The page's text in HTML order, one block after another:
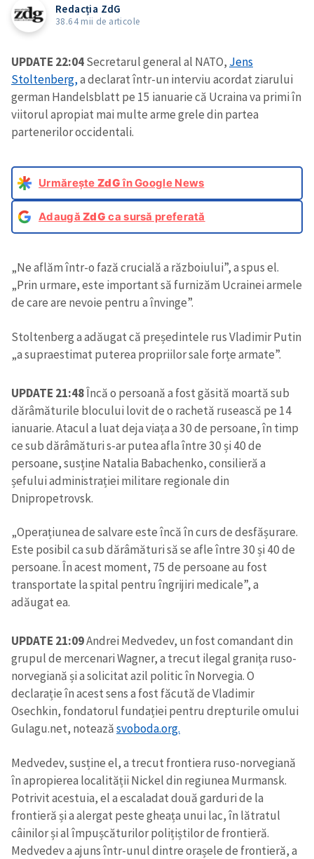
Redacția ZdG
38.64 mii de articole
UPDATE 22:04Secretarul general al NATO, Jens
Stoltenberg,a declarat într-un interviu acordat ziarului
german Handelsblatt pe 15 ianuarie că Ucraina va primi în
viitorul apropiat mai multe arme grele din partea
partenerilor occidentali.
Urmărește ZdGîn Google News
AdaugăZdG ca sursă preferată
„Ne aflăm într-o fază crucială a războiului”, a spus el.
„Prin urmare, este important să furnizăm Ucrainei armele
de care are nevoie pentru a învinge”.
Stoltenberg a adăugat că președintele rus Vladimir Putin
„a supraestimat puterea propriilor sale forțe armate”.
UPDATE 21:48Încă o persoană a fost găsită moartă sub
dărâmăturile blocului lovit de o rachetă rusească pe 14
ianuarie. Atacul a luat deja viața a 30 de persoane, în timp
ce sub dărâmături s-ar putea afla între 30 și 40 de
persoane, susține Natalia Babachenko, consilieră a
șefului administrației militare regionale din
Dnipropetrovsk.
„Operațiunea de salvare este încă în curs de desfășurare.
Este posibil ca sub dărâmături să se afle între 30 și 40 de
persoane. În acest moment, 75 de persoane au fost
transportate la spital pentru îngrijiri medicale”, a
adăugat ea.
UPDATE 21:09Andrei Medvedev, un fost comandant din
grupul de mercenari Wagner, a trecut ilegal granița ruso-
norvegiană și a solicitat azil politic în Norvegia. O
declarație în acest sens a fost făcută de Vladimir
Osechkin, fondatorul fundației pentru drepturile omului
Gulagu.net, noteazăsvoboda.org.
Medvedev, susține el, a trecut frontiera ruso-norvegiană
în apropierea localității Nickel din regiunea Murmansk.
Potrivit acestuia, el a escaladat două garduri de la
frontieră și a alergat peste gheața unui lac, în lătratul
câinilor și al împușcăturilor polițiștilor de frontieră.
Medvedev a ajuns într-unul dintre orașele de frontieră, a